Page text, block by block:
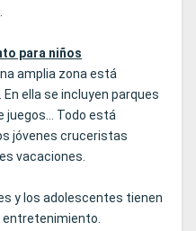
para niños
amplia zona está
ella se incluyen parques
juegos... Todo está
jóvenes cruceristas
vacaciones.
y los adolescentes tienen
entretenimiento.